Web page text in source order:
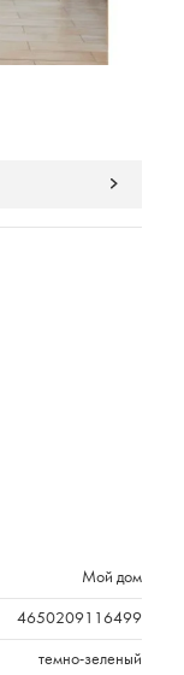
Мой дом
4650209116499
темно-зеленый